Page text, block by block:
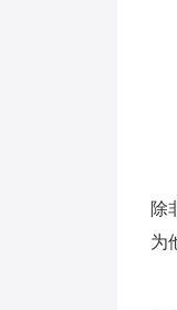
除
为